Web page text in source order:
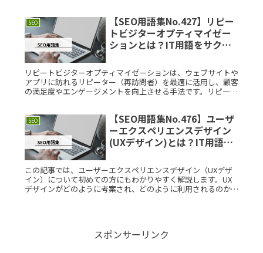
SEO
【SEO用語集No.427】リピー
トビジターオプティマイゼー
ションとは？IT用語をサクッ
リピートビジターオプティマイゼーションは、ウェブサイトや
アプリに訪れるリピーター（再訪問者）を最適に活用し、顧客
の満足度やエンゲージメントを向上させる手法です。リピータ
SEO
【SEO用語集No.476】ユーザ
ーエクスペリエンスデザイン
(UXデザイン)とは？IT用語を
この記事では、ユーザーエクスペリエンスデザイン（UXデザ
イン）について初めての方にもわかりやすく解説します。UX
デザインがどのように考案され、どのように利用されるのか、
スポンサーリンク